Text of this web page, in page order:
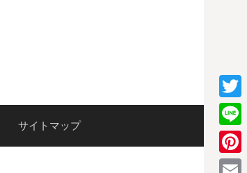
サイトマップ
T
w
i
L
iP